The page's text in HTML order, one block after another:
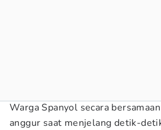
Warga Spanyol secara
anggur saat menjelang detik-